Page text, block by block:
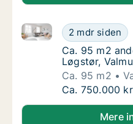
Ca. 95 m2
2 mdr siden
Ca. 95 m2
Ca. 95 m2
Ca. 95 m2
Løgstør,
Ca. 95 m2
Ca. 95 m2
Ca. 750.000
Mere